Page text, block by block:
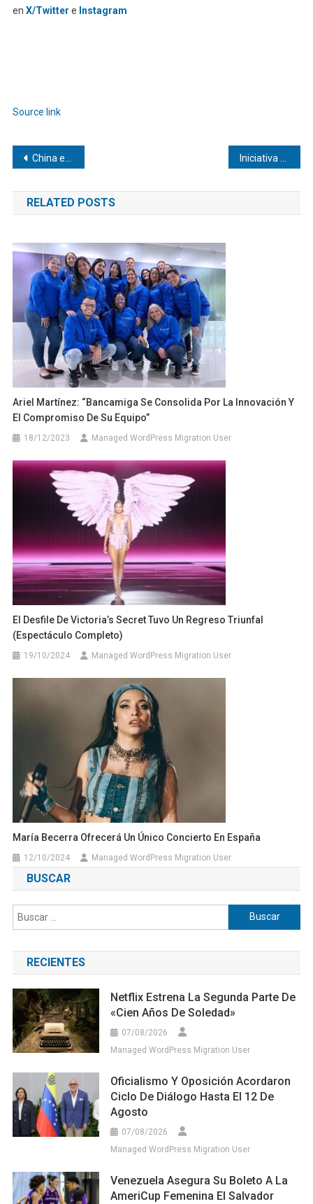
en X/Twitter e Instagram
Source link
Navegación
de
entradas
China enviará a Venezuela ayuda material por US$ 14,7 millones tras los terremotos
RELATED POSTS
Ariel Martínez: “Bancamiga Se Consolida Por La Innovación Y
El Compromiso De Su Equipo”
18/12/2023 Managed WordPress Migration User
El Desfile De Victoria’s Secret Tuvo Un Regreso Triunfal
(Espectáculo Completo)
19/10/2024 Managed WordPress Migration User
María Becerra Ofrecerá Un Único Concierto En España
12/10/2024 Managed WordPress Migration User
BUSCAR
Buscar:
RECIENTES
Netflix Estrena La Segunda Parte De
«Cien Años De Soledad»
07/08/2026
Managed WordPress Migration User
Oficialismo Y Oposición Acordaron
Ciclo De Diálogo Hasta El 12 De
Agosto
07/08/2026
Managed WordPress Migration User
Venezuela Asegura Su Boleto A La
AmeriCup Femenina El Salvador